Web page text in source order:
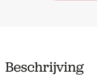
Beschrijving